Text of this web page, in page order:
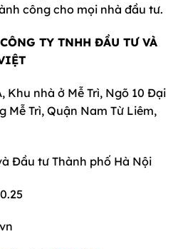
công cho mọi nhà đầu tư.
CÔNG TY TNHH ĐẦU TƯ VÀ
Khu nhà ở Mễ Trì, Ngõ 10 Đại
Mễ Trì, Quận Nam Từ Liêm,
Đầu tư Thành phố Hà Nội